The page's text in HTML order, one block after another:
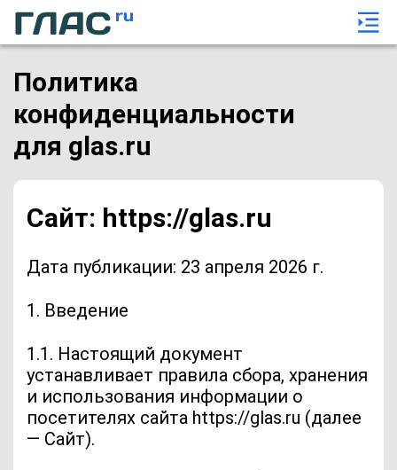
Политика
конфиденциальности
для glas.ru
Сайт: https://glas.ru
Дата публикации: 23 апреля 2026 г.
1. Введение
1.1. Настоящий документ
устанавливает правила сбора, хранения
и использования информации о
посетителях сайта https://glas.ru (далее
— Сайт).